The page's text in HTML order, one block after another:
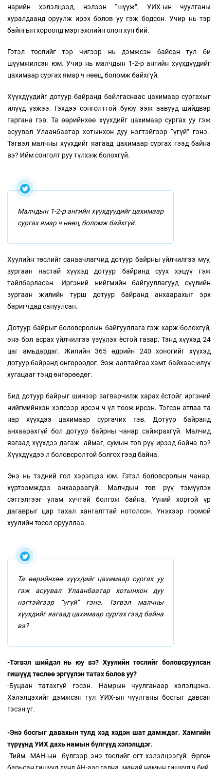
нарийн хэлэлцээд, нэлээн “шүүж”, УИХ-ын чуулганы
хуралдаанд оруулж ирэх болов уу гэж бодсон. Учир нь тэр
байнгын хороонд мэргэжлийн олон хүн бий.
Гэтэл төслийг тэр чигээр нь дэмжсэн байсан тул би
шүүмжилсэн юм. Учир нь малчдын 1-2-р ангийн хүүхдүүдийг
цахимаар сургах ямар ч нөөц, боломж байхгүй.
Хүүхдүүдийг дотуур байранд байлгаснаас цахимаар сургахыг
илүүд үзжээ. Гэхдээ сонголттой буюу ээж аавууд шийдвэр
гаргана гэв. Та өөрийнхөө хүүхдийг цахимаар сургах уу гэж
асуувал Улаанбаатар хотынхон дуу нэгтэйгээр “үгүй” гэнэ.
Тэгвэл малчны хүүхдийг яагаад цахимаар сургах гээд байна
вэ? Ийм сонголт руу түлхэж болохгүй.
Малчдын 1-2-р ангийн хүүхдүүдийг цахимаар
сургах ямар ч нөөц, боломж байхгүй.
Хуулийн төслийг санаачлагчид дотуур байрны үйлчилгээ муу,
зургаан настай хүүхэд дотуур байранд суух хэцүү гэж
тайлбарласан. Иргэний нийгмийн байгууллагууд сүүлийн
зургаан жилийн турш дотуур байранд анхаарахыг эрх
баригчдад сануулсан.
Дотуур байрыг боловсролын байгууллага гэж харж болохгүй,
энэ бол асрах үйлчилгээ үзүүлэх ёстой газар. Тэнд хүүхэд 24
цаг амьдардаг. Жилийн 365 өдрийн 240 хоногийг хүүхэд
дотуур байранд өнгөрөөдөг. Ээж аавтайгаа хамт байхаас илүү
хугацааг тэнд өнгөрөөдөг.
Бид дотуур байрыг шинээр загварчилж харах ёстойг иргэний
нийгмийнхэн хэлсээр ирсэн ч үл тоож ирсэн. Тэгсэн атлаа та
нар хүүхдээ цахимаар сургачих гэв. Дотуур байранд
анхаарахгүй бол дотуур байрны чанар сайжрахгүй. Малчид
яагаад хүүхдээ дагаж аймаг, сумын төв рүү ирээд байна вэ?
Хүүхдүүдээ л боловсролтой болгох гээд байна.
Энэ нь тэдний гол хэрэгцээ юм. Гэтэл боловсролын чанар,
хүртээмждээ анхаараагүй. Малчдын төв рүү тэмүүлэх
сэтгэлгээг улам хүчтэй болгож байна. Үүний хортой үр
дагаврыг цар тахал хангалттай нотолсон. Үнэхээр гоомой
хуулийн төсөл орууллаа.
Та өөрийнхөө хүүхдийг цахимаар сургах уу
гэж асуувал Улаанбаатар хотынхон дуу
нэгтэйгээр “үгүй” гэнэ. Тэгвэл малчны
хүүхдийг яагаад цахимаар сургах гээд байна
вэ?
-Тэгвэл шийдэл нь юу вэ? Хуулийн төслийг боловсруулсан
гишүүд төслөө эргүүлэн татах болов уу?
-Буцаан татахгүй гэсэн. Намрын чуулганаар хэлэлцэнэ.
Хэлэлцэхийг дэмжсэн тул УИХ-ын чуулганы босгыг давсан
гэсэн үг.
-Энэ босгыг давахын тулд хэд хэдэн шат дамждаг. Хамгийн
түрүүнд УИХ дахь намын бүлгүүд хэлэлцдэг.
-Тийм. МАН-ын бүлгээр энэ төслийг огт хэлэлцээгүй. Өргөн